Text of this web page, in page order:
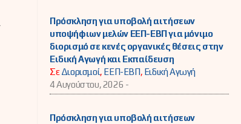
Πρόσκληση για υποβολή αιτήσεων
υποψήφιων μελών ΕΕΠ-ΕΒΠ για μόνιμο
διορισμό σε κενές οργανικές θέσεις στην
Ειδική Αγωγή και Εκπαίδευση
ΣεΔιορισμοί, ΕΕΠ-ΕΒΠ, Ειδική Αγωγή
4 Αυγούστου, 2026 -
Πρόσκληση για υποβολή αιτήσεων